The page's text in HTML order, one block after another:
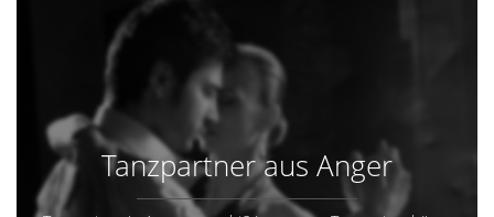
Tanzpartner aus Anger